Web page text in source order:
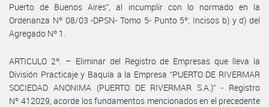
Puerto de Buenos Aires”, al incumplir con lo normado en la
Ordenanza Nº 08/03 -DPSN- Tomo 5- Punto 5º, Incisos b) y d) del
Agregado Nº 1.
ARTICULO 2º. – Eliminar del Registro de Empresas que lleva la
División Practicaje y Baquía a la Empresa “PUERTO DE RIVERMAR
SOCIEDAD ANONIMA (PUERTO DE RIVERMAR S.A.)” - Registro
Nº 412029, acorde los fundamentos mencionados en el precedente